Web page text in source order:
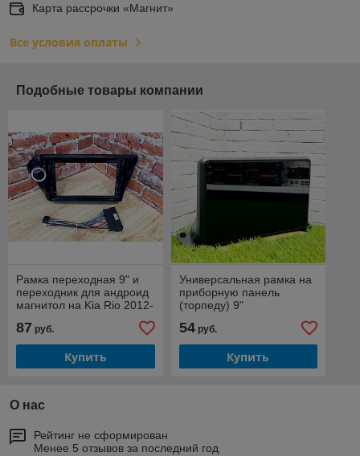
Карта рассрочки «Магнит»
Все условия оплаты
Подобные товары компании
Рамка переходная 9" и
переходник для андроид
магнитол на Kia Rio 2012-
87 руб.
Купить
Универсальная рамка на
приборную панель
(торпеду) 9"
54руб.
Купить
О нас
Рейтинг не сформирован
Менее 5 отзывов за последний год